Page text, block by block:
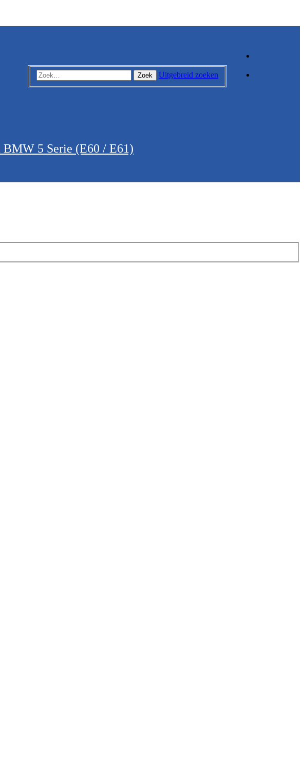
Zoek Uitgebreid zoeken
BMW 5 Serie (E60 / E61)